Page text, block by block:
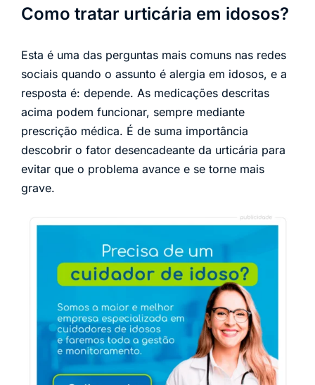
Como tratar urticária em idosos?
Esta é uma das perguntas mais comuns nas redes
sociais quando o assunto é alergia em idosos, e a
resposta é: depende. As medicações descritas
acima podem funcionar, sempre mediante
prescrição médica. É de suma importância
descobrir o fator desencadeante da urticária para
evitar que o problema avance e se torne mais
grave.